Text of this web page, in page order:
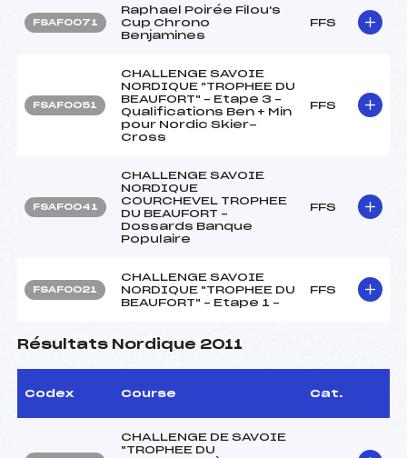
FSAF0071
Raphael Poirée Filou's
Cup Chrono
Benjamines
FFS
FSAF0051
CHALLENGE SAVOIE
NORDIQUE "TROPHEE DU
BEAUFORT" – Etape 3 –
Qualifications Ben + Min
pour Nordic Skier-
Cross
FFS
FSAF0041
CHALLENGE SAVOIE
NORDIQUE
COURCHEVEL TROPHEE
DU BEAUFORT –
Dossards Banque
Populaire
FFS
FSAF0021
CHALLENGE SAVOIE
NORDIQUE "TROPHEE DU
BEAUFORT" – Etape 1 –
FFS
Résultats Nordique 2011
Codex Course Cat.
CHALLENGE DE SAVOIE
"TROPHEE DU